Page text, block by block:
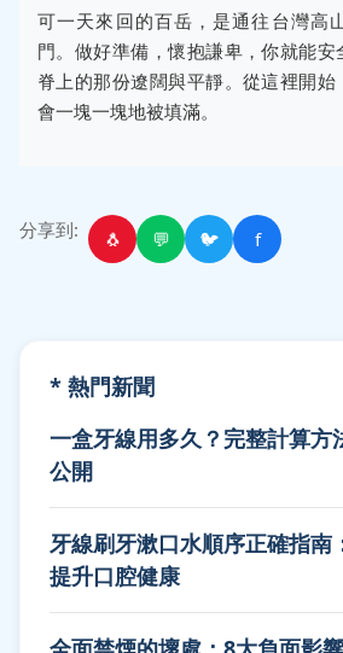
可一天來回的百岳，是通往台灣高
門。做好準備，懷抱謙卑，你就能
脊上的那份遼闊與平靜。從這裡開
會一塊一塊地被填滿。
分享到: 🐧 💬 🐦 f
* 熱門新聞
一盒牙線用多久？完整計算方
公開
牙線刷牙漱口水順序正確指南
提升口腔健康